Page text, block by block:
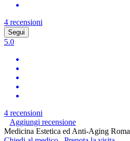
4 recensioni
Segui
5.0
4 recensioni
Aggiungi recensione
Medicina Estetica ed Anti-Aging Roma